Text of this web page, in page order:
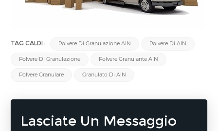
TAG CALDI : Polvere Di Granulazione AlN Polvere Di AlN
Polvere Di Granulazione Polvere Granulante AlN
Polvere Granulare Granulato Di AlN
Lasciate Un Messaggio